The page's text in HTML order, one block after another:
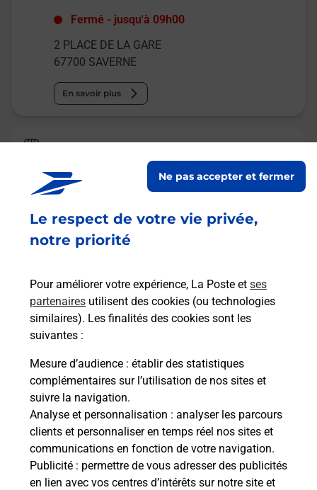
Le respect de votre vie privée,
notre priorité
Pour améliorer votre expérience, La Poste et ses
partenaires utilisent des cookies (ou technologies
similaires). Les finalités des cookies sont les
suivantes :
Mesure d’audience : établir des statistiques
complémentaires sur l’utilisation de nos sites et
suivre la navigation.
Analyse et personnalisation : analyser les parcours
clients et personnaliser en temps réel nos sites et
communications en fonction de votre navigation.
Publicité : permettre de vous adresser des publicités
en lien avec vos centres d’intérêts sur notre site et
Ne pas accepter et fermer
Fermé - jusqu'à 09h00
2 PLACE DE LA GARE
67700 SAVERNE
En savoir plus
Relais Pickup
O TEMPS D ENVIES
jusqu'à 09h00
10 RUE DES EGLISES
67700 SAVERNE
Malin !
La Poste
en ligne
Ouvert 24h/24
En savoir plus